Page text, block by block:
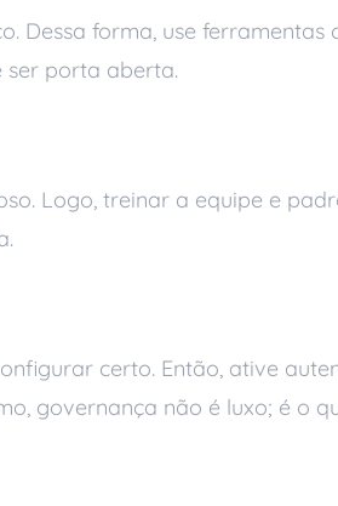
Dessa forma, use ferramentas
ser porta aberta.
Logo, treinar a equipe e
certo. Então, ative
governança não é luxo; é o